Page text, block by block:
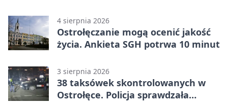
4 sierpnia 2026
Ostrołęczanie mogą ocenić jakość
życia. Ankieta SGH potrwa 10 minut
3 sierpnia 2026
38 taksówek skontrolowanych w
Ostrołęce. Policja sprawdzała